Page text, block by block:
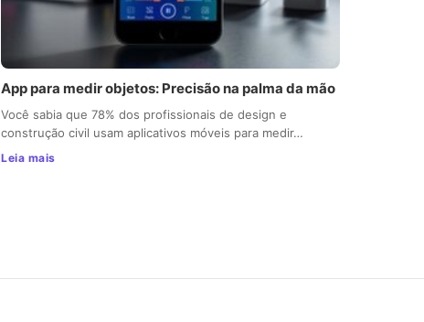
App para medir objetos: Precisão na palma da mão
Você sabia que 78% dos profissionais de design e
construção civil usam aplicativos móveis para medir…
Leia mais